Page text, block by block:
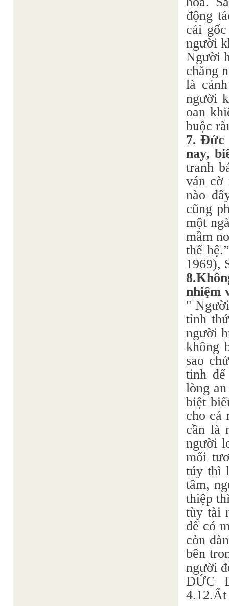
động
cái
người
Người
chăng
là
người
oan
buộc
7. Đức
nay,
tranh
ván cờ
nào
cũng
một
mầm
thế
1969),
nhiệm
"
tỉnh
người
không
sao
tinh
lòng
biệt
cho cá
cần là
người
mối
túy thì
tâm,
thiệp
tùy tài
để có
còn
bên
người
ĐỨC